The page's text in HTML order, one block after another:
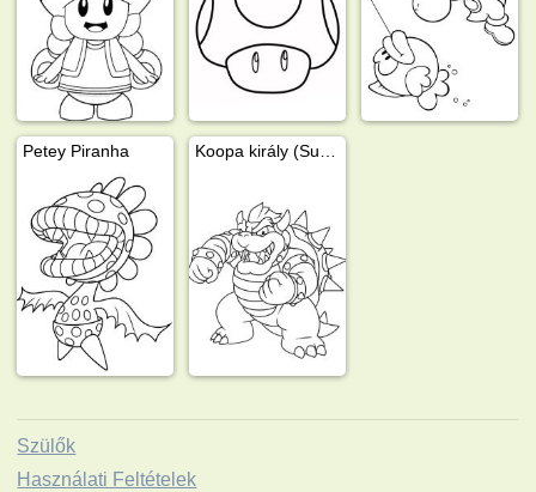
Petey Piranha
Szülők
Használati Feltételek